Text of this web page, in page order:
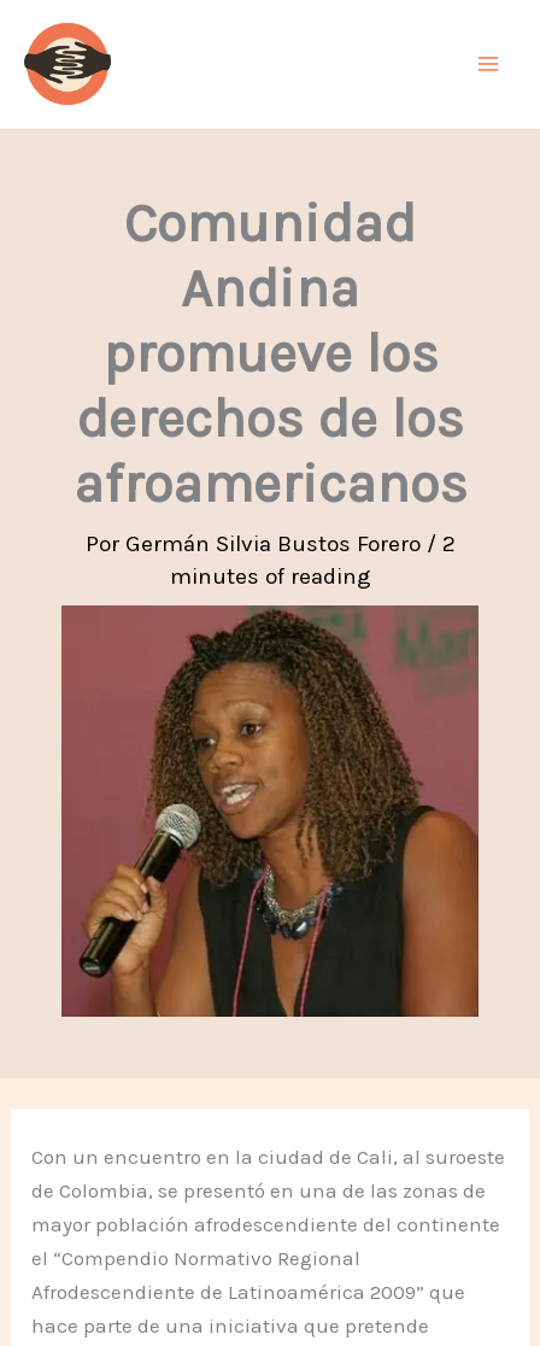
contenido
Comunidad
Andina
promueve los
derechos de los
afroamericanos
Por Germán Silvia Bustos Forero / 2
minutes of reading
Con un encuentro en la ciudad de Cali, al suroeste
de Colombia, se presentó en una de las zonas de
mayor población afrodescendiente del continente
el “Compendio Normativo Regional
Afrodescendiente de Latinoamérica 2009” que
hace parte de una iniciativa que pretende